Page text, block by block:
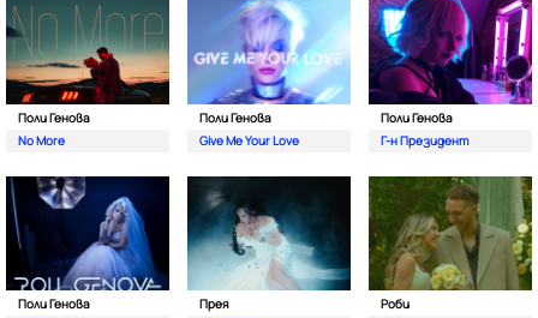
Поли Генова
No More
Поли Генова
Give Me Your Love
Поли Генова
Г-н Президент
Поли Генова
Прея
Роби